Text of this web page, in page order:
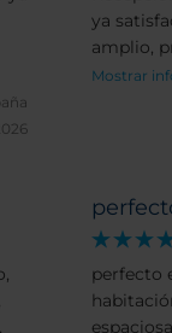
perfecto
ya
amplio,
metros.
Mostrar